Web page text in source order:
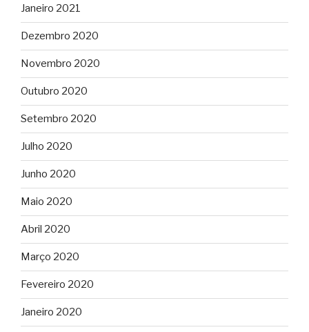
Janeiro 2021
Dezembro 2020
Novembro 2020
Outubro 2020
Setembro 2020
Julho 2020
Junho 2020
Maio 2020
Abril 2020
Março 2020
Fevereiro 2020
Janeiro 2020